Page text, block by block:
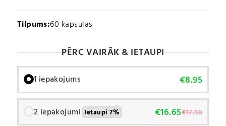
Tilpums:60 kapsulas
PĒRC VAIRĀK & IETAUPI
1 iepakojums €8.95
2 iepakojumi Ietaupi 7% €16.65€17.90